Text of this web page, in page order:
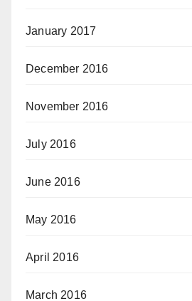
January 2017
December 2016
November 2016
July 2016
June 2016
May 2016
April 2016
March 2016